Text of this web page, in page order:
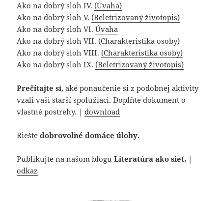
Ako na dobrý sloh IV.(Úvaha)
Ako na dobrý sloh V.(Beletrizovaný životopis)
Ako na dobrý sloh VI.Úvaha
Ako na dobrý sloh VII.(Charakteristika osoby)
Ako na dobrý sloh VIII.(Charakteristika osoby)
Ako na dobrý sloh IX.(Beletrizovaný životopis)
Prečítajte si, aké ponaučenie si z podobnej aktivity
vzali vaši starší spolužiaci. Doplňte dokument o
vlastné postrehy. |download
Rieštedobrovoľné domáce úlohy.
Publikujte na našom bloguLiteratúra ako sieť. |
odkaz